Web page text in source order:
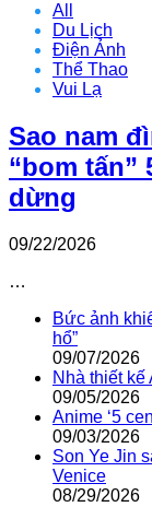
All
Du Lịch
Điện Ảnh
Thể Thao
Vui Lạ
Sao nam
“bom tấn”
dừng
09/22/2026
…
Bức ảnh
hổ”
09/07/2026
Nhà thiết kế
09/05/2026
Anime ‘5
09/03/2026
Son Ye Jin
Venice
08/29/2026